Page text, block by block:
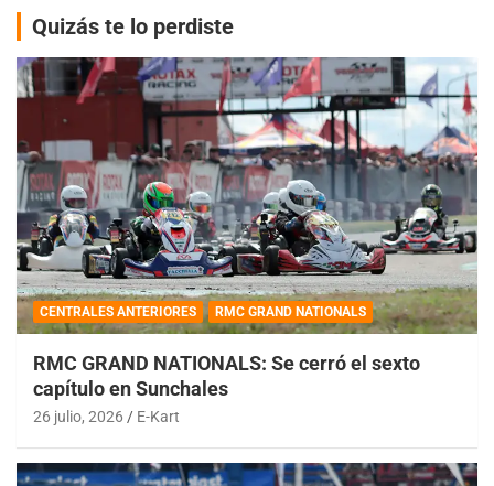
Quizás te lo perdiste
CENTRALES ANTERIORES RMC GRAND NATIONALS
RMC GRAND NATIONALS: Se cerró el sexto
capítulo en Sunchales
26 julio, 2026 E-Kart